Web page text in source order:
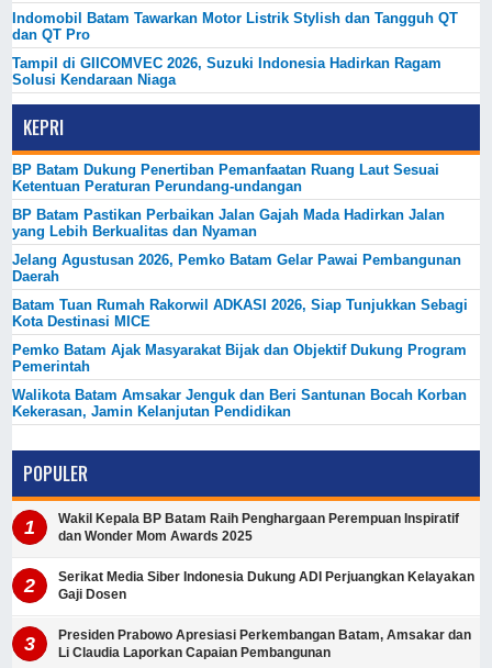
Indomobil Batam Tawarkan Motor Listrik Stylish dan Tangguh QT
dan QT Pro
Tampil di GIICOMVEC 2026, Suzuki Indonesia Hadirkan Ragam
Solusi Kendaraan Niaga
KEPRI
BP Batam Dukung Penertiban Pemanfaatan Ruang Laut Sesuai
Ketentuan Peraturan Perundang-undangan
BP Batam Pastikan Perbaikan Jalan Gajah Mada Hadirkan Jalan
yang Lebih Berkualitas dan Nyaman
Jelang Agustusan 2026, Pemko Batam Gelar Pawai Pembangunan
Daerah
Batam Tuan Rumah Rakorwil ADKASI 2026, Siap Tunjukkan Sebagi
Kota Destinasi MICE
Pemko Batam Ajak Masyarakat Bijak dan Objektif Dukung Program
Pemerintah
Walikota Batam Amsakar Jenguk dan Beri Santunan Bocah Korban
Kekerasan, Jamin Kelanjutan Pendidikan
POPULER
Wakil Kepala BP Batam Raih Penghargaan Perempuan Inspiratif
dan Wonder Mom Awards 2025
Serikat Media Siber Indonesia Dukung ADI Perjuangkan Kelayakan
Gaji Dosen
Presiden Prabowo Apresiasi Perkembangan Batam, Amsakar dan
Li Claudia Laporkan Capaian Pembangunan